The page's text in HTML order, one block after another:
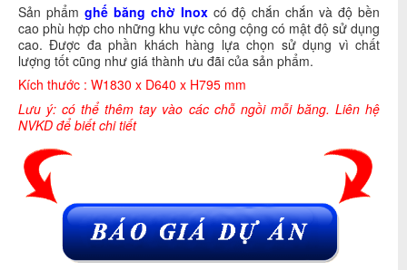
Sản phẩm ghế băng chờ Inoxcó độ chắn chắn và độ bền
cao phù hợp cho những khu vực công cộng có mật độ sử dụng
cao. Được đa phần khách hàng lựa chọn sử dụng vì chất
lượng tốt cũng như giá thành ưu đãi của sản phẩm.
Kích thước : W1830 x D640 x H795 mm
Lưu ý: có thể thêm tay vào các chỗ ngồi mỗi băng. Liên hệ
NVKD để biết chi tiết